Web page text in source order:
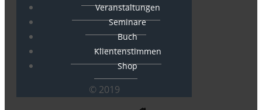
Veranstaltungen
Seminare
Buch
Klientenstimmen
Shop
© 2019